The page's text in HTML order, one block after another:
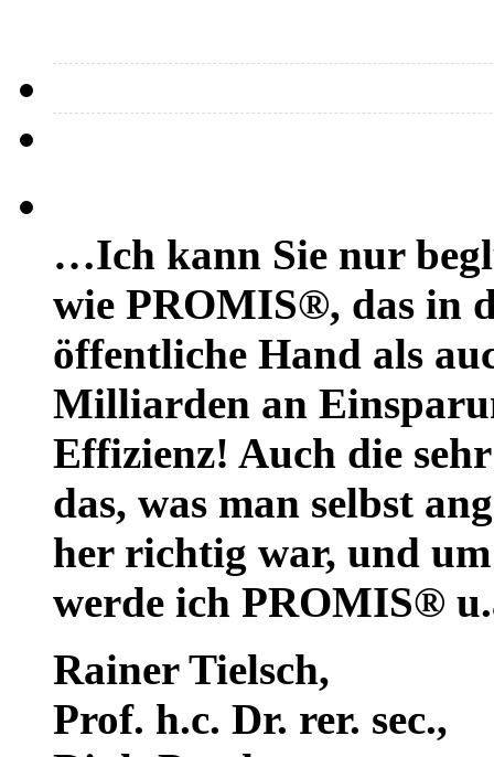
…Ich kann Sie nur
wie PROMIS®, das in
öffentliche Hand als
Milliarden an
Effizienz! Auch die
das, was man selbst
her richtig war, und
werde ich PROMIS®
Rainer Tielsch,
Prof. h.c. Dr. rer. sec.,